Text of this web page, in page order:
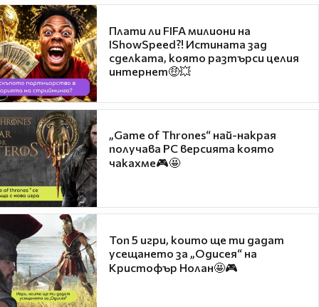
Плати ли FIFA милиони на
IShowSpeed?! Истината зад
сделката, която разтърси целия
интернет🤑💥
„Game of Thrones“ най-накрая
получава PC версията която
чакахме🎮🤩
Топ 5 игри, които ще ти дадат
усещането за „Одисея“ на
Кристофър Нолан🤩🎮